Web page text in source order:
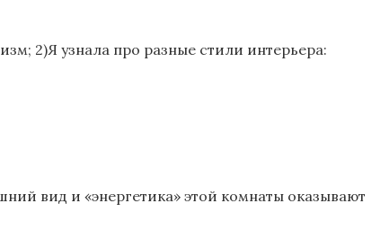
2)Я узнала про разные стили интерьера:
вид и «энергетика» этой комнаты оказывают